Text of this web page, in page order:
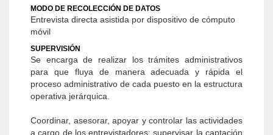
MODO DE RECOLECCIÓN DE DATOS
Entrevista directa asistida por dispositivo de cómputo
móvil
SUPERVISIÓN
Se encarga de realizar los trámites administrativos
para que fluya de manera adecuada y rápida el
proceso administrativo de cada puesto en la estructura
operativa jerárquica.
Coordinar, asesorar, apoyar y controlar las actividades
a cargo de los entrevistadores; supervisar la captación